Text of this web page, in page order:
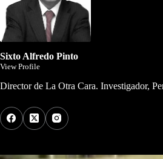
Sixto Alfredo Pinto
View Profile
Director de La Otra Cara. Investigador,